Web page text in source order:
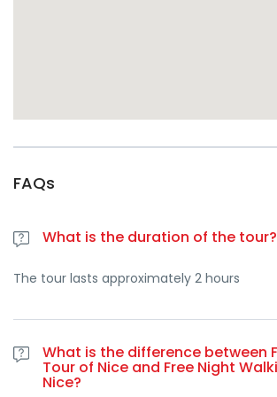
FAQs
What is the duration of the tour?
The tour lasts approximately 2 hours
What is the difference between
Tour of Nice and Free Night
Nice?